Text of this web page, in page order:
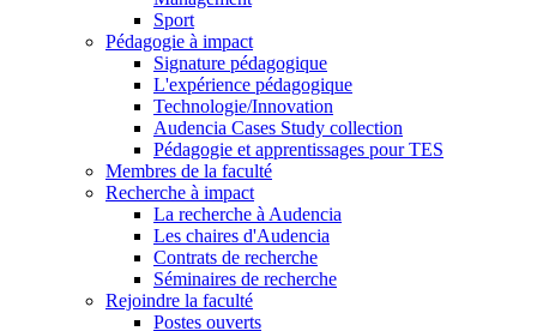
Sport
Pédagogie à impact
Signature pédagogique
L'expérience pédagogique
Technologie/Innovation
Audencia Cases Study collection
Pédagogie et apprentissages pour TES
Membres de la faculté
Recherche à impact
La recherche à Audencia
Les chaires d'Audencia
Contrats de recherche
Séminaires de recherche
Rejoindre la faculté
Postes ouverts